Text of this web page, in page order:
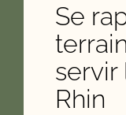
Se
servir
Rhin